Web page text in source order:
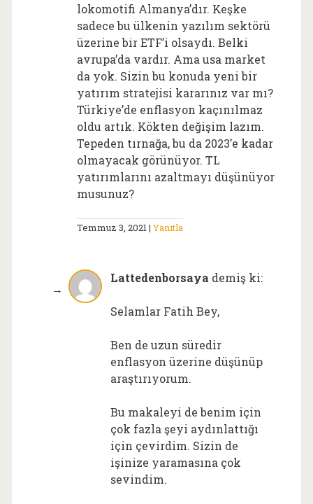
lokomotifi Almanya’dır. Keşke
sadece bu ülkenin yazılım sektörü
üzerine bir ETF’i olsaydı. Belki
avrupa’da vardır. Ama usa market
da yok. Sizin bu konuda yeni bir
yatırım stratejisi kararınız var mı?
Türkiye’de enflasyon kaçınılmaz
oldu artık. Kökten değişim lazım.
Tepeden tırnağa, bu da 2023’e kadar
olmayacak görünüyor. TL
yatırımlarını azaltmayı düşünüyor
musunuz?
Temmuz 3, 2021 Yanıtla
Lattedenborsaya demiş ki:
Selamlar Fatih Bey,
Ben de uzun süredir
enflasyon üzerine düşünüp
araştırıyorum.
Bu makaleyi de benim için
çok fazla şeyi aydınlattığı
için çevirdim. Sizin de
işinize yaramasına çok
sevindim.